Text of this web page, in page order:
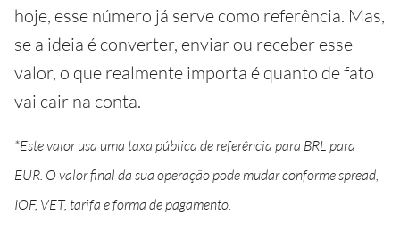
hoje, esse número já serve como referência. Mas,
se a ideia é converter, enviar ou receber esse
valor, o que realmente importa é quanto de fato
vai cair na conta.
*Este valor usa uma taxa pública de referência para BRL para
EUR. O valor final da sua operação pode mudar conforme spread,
IOF, VET, tarifa e forma de pagamento.